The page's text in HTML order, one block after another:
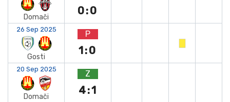
Domači
0:0
26 Sep 2025
Gosti
P
1:0
20 Sep 2025
Domači
Z
4:1